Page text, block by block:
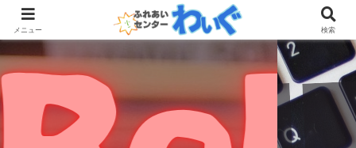
メニュー 検索